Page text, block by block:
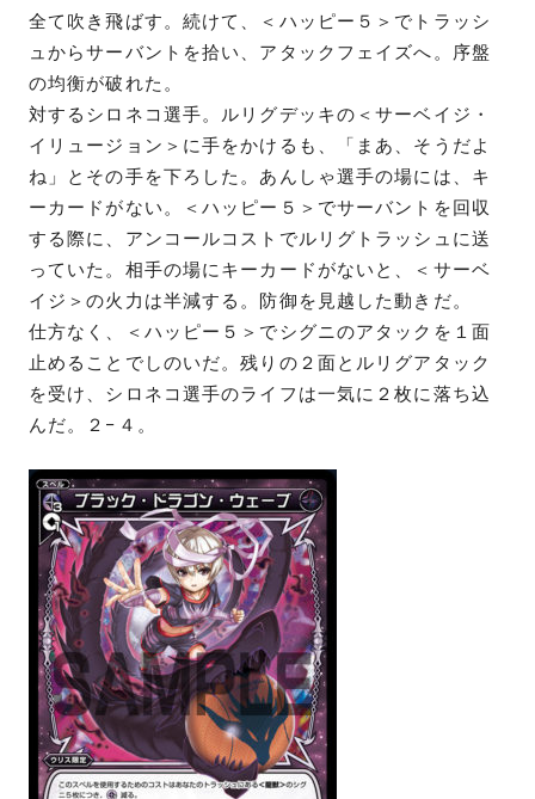
全て吹き飛ばす。続けて、＜ハッピー５＞でトラッシ
ュからサーバントを拾い、アタックフェイズへ。序盤
の均衡が破れた。
対するシロネコ選手。ルリグデッキの＜サーベイジ・
イリュージョン＞に手をかけるも、「まあ、そうだよ
ね」とその手を下ろした。あんしゃ選手の場には、キ
ーカードがない。＜ハッピー５＞でサーバントを回収
する際に、アンコールコストでルリグトラッシュに送
っていた。相手の場にキーカードがないと、＜サーベ
イジ＞の火力は半減する。防御を見越した動きだ。
仕方なく、＜ハッピー５＞でシグニのアタックを１面
止めることでしのいだ。残りの２面とルリグアタック
を受け、シロネコ選手のライフは一気に２枚に落ち込
んだ。２−４。